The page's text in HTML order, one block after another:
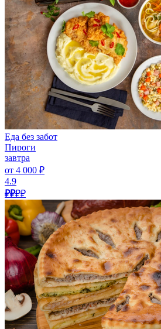
Еда без забот
Пироги
завтра
от 4 000 ₽
4.9
₽₽₽₽